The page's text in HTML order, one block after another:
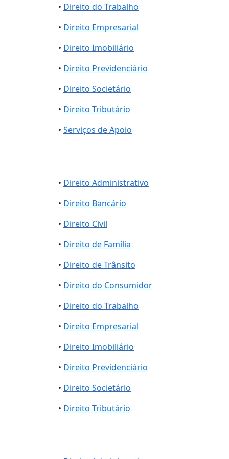
• Direito do Trabalho
• Direito Empresarial
• Direito Imobiliário
• Direito Previdenciário
• Direito Societário
• Direito Tributário
• Serviços de Apoio
• Direito Administrativo
• Direito Bancário
• Direito Civil
• Direito de Família
• Direito de Trânsito
• Direito do Consumidor
• Direito do Trabalho
• Direito Empresarial
• Direito Imobiliário
• Direito Previdenciário
• Direito Societário
• Direito Tributário